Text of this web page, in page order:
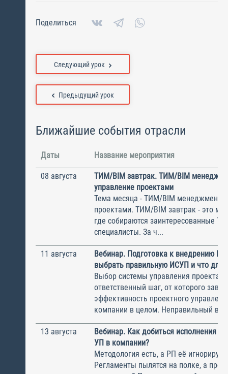
Поделиться
Предыдущий урок
Следующий урок
Ближайшие события отрасли
Даты Название мероприятия
08 августа
ТИМ/BIM завтрак. ТИМ/BIM
управление проектами
Тема месяца - ТИМ/BIM менеджмент и
проектами. ТИМ/BIM завтрак - это
где собираются заинтересованные
специалисты. За ч...
11 августа
Вебинар. Подготовка к внедрению
выбрать правильную ИСУП и что для
Выбор системы управления
ответственный шаг, от которого
эффективность проектного
компании в целом. Неправильный
13 августа
Вебинар. Как добиться исполнения
УП в компании?
Методология есть, а РП её
Регламенты пылятся на полке, а